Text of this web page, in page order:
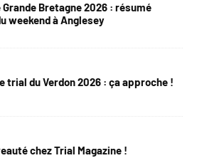
Grande Bretagne 2026 : résumé
weekend à Anglesey
trial du Verdon 2026 : ça approche !
chez Trial Magazine !